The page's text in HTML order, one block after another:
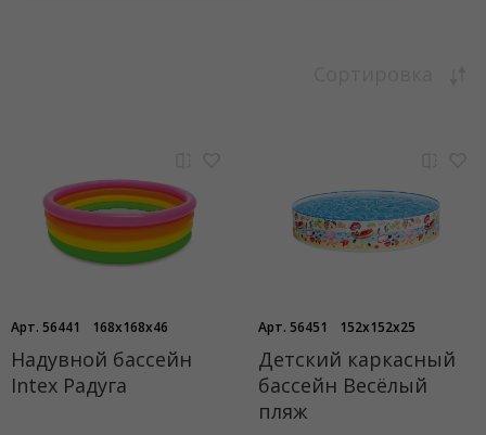
Арт. 56441 168x168x46
Надувной бассейн
Intex Радуга
Арт. 56451 152x152x25
Детский каркасный
бассейн Весёлый
пляж